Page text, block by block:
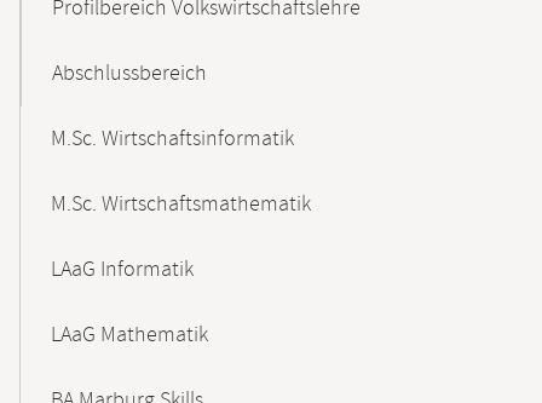
Profilbereich Volkswirtschaftslehre
Abschlussbereich
M.Sc. Wirtschaftsinformatik
M.Sc. Wirtschaftsmathematik
LAaG Informatik
LAaG Mathematik